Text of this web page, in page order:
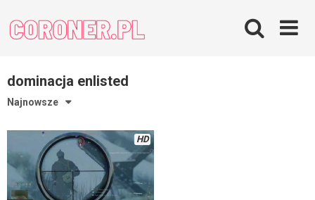
content
dominacja enlisted
Najnowsze
HD